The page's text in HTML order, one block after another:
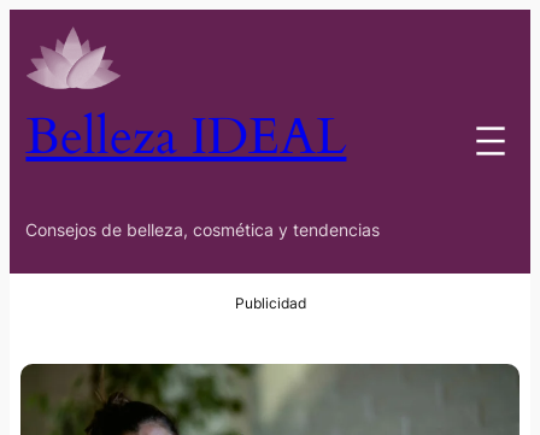
Belleza IDEAL
Consejos de belleza, cosmética y tendencias